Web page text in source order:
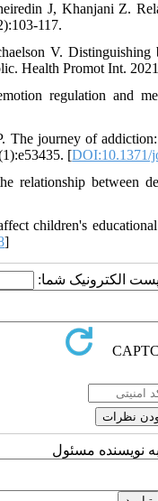
J, Khanjani Z.
117.
V. Distinguishing
Health Promot Int.
regulation and
journey of
[DOI:10.1371/
between
children's
]
پست الکترونیک شما:
نویسنده مسئول